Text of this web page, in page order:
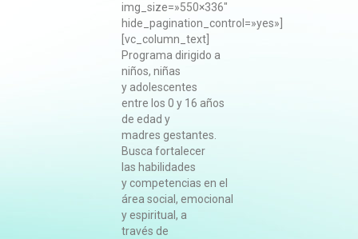
img_size=»550×336″
hide_pagination_control=»yes»]
[vc_column_text]
Programa dirigido a
niños, niñas
y adolescentes
entre los 0 y 16 años
de edad y
madres gestantes.
Busca fortalecer
las habilidades
y competencias en el
área social, emocional
y espiritual, a
través de